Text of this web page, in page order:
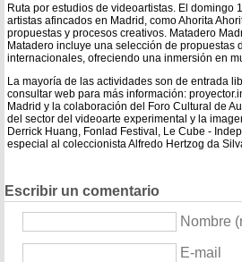
Ruta por estudios de videoartistas. El domingo
artistas afincados en Madrid, como Ahorita
propuestas y procesos creativos. Matadero
Matadero incluye una selección de propuestas
internacionales, ofreciendo una inmersión en
La mayoría de las actividades son de entrada
consultar web para más información:
Madrid y la colaboración del Foro Cultural de
del sector del videoarte experimental y la
Derrick Huang, Fonlad Festival, Le Cube -
especial al coleccionista Alfredo Hertzog da
Escribir un comentario
Nombre
E-mail